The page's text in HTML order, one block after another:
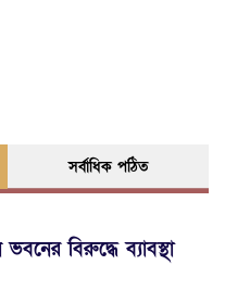
সর্বাধিক পঠিত
বিরুদ্ধে ব্যাবস্থা